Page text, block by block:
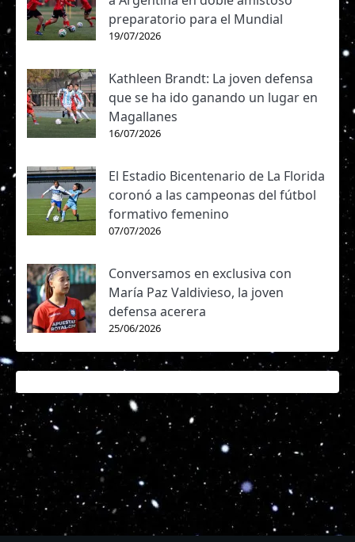
preparatorio para el Mundial
19/07/2026
Kathleen Brandt: La joven defensa
que se ha ido ganando un lugar en
Magallanes
16/07/2026
El Estadio Bicentenario de La Florida
coronó a las campeonas del fútbol
formativo femenino
07/07/2026
Conversamos en exclusiva con
María Paz Valdivieso, la joven
defensa acerera
25/06/2026